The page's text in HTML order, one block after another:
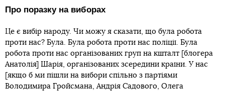
Про поразку на виборах
Це є вибір народу. Чи можу я сказати, що була робота
проти нас? Була. Була робота проти нас поліції. Була
робота проти нас організованих груп на кшталт [блогера
Анатолія] Шарія, організованих зсередини країни. У нас
[якщо б ми пішли на вибори спільно з партіями
Володимира Гройсмана, Андрія Садового, Олега